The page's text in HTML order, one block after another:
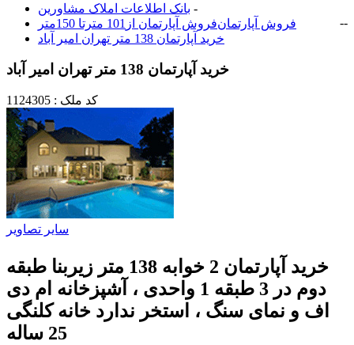
بانک اطلاعات املاک مشاورين -
فروش آپارتمان
- فروش آپارتمان از101 مترتا 150متر
-
خرید آپارتمان 138 متر تهران امیر آباد
خرید آپارتمان 138 متر تهران امیر آباد
کد ملک : 1124305
سایر تصاویر
خرید آپارتمان 2 خوابه 138 متر زیربنا طبقه
دوم در 3 طبقه 1 واحدی ، آشپزخانه ام دی
اف و نمای سنگ ، استخر ندارد خانه کلنگی
25 ساله